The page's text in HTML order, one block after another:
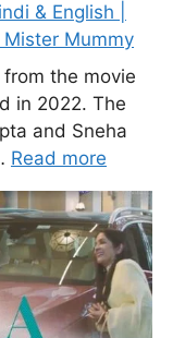
& English |
– Mister Mummy
from the movie
in 2022. The
and Sneha
Read more